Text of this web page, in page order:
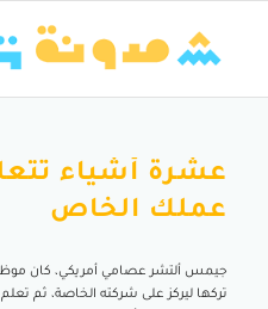
عشرة أشياء
عملك الخاص
جيمس ألتشر عصامي أمريكي، كان
تركها ليركز على شركته الخاصة، ثم